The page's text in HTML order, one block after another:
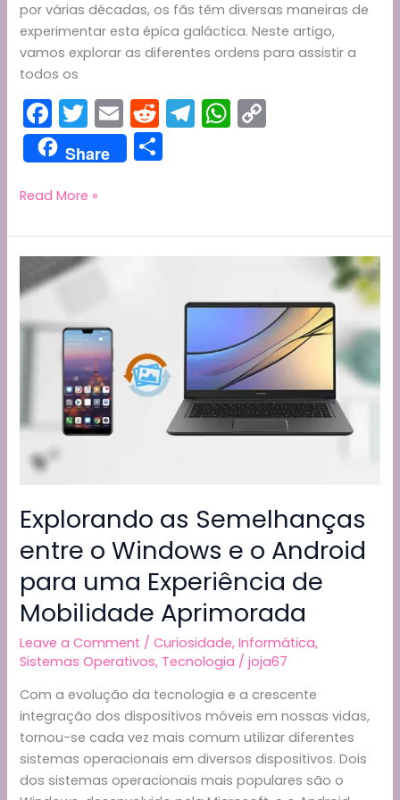
por várias décadas, os fãs têm diversas maneiras de
experimentar esta épica galáctica. Neste artigo,
vamos explorar as diferentes ordens para assistir a
todos os
F
a
c
e
b
o
o
k
T
w
itt
er
E
m
ai
R
e
d
t
T
el
a
W
h
A Li
Share
e
Como
a
Todos
Filmes
e
Wars
em
Várias
Lançamento,
Cronológica
e
Outras
Read More »
Explorando as Semelhanças
entre o Windows e o Android
para uma Experiência de
Mobilidade Aprimorada
Leave a Comment /Curiosidade,Informática,
Sistemas Operativos, Tecnologia /joja67
Com a evolução da tecnologia e a crescente
integração dos dispositivos móveis em nossas vidas,
tornou-se cada vez mais comum utilizar diferentes
sistemas operacionais em diversos dispositivos. Dois
dos sistemas operacionais mais populares são o